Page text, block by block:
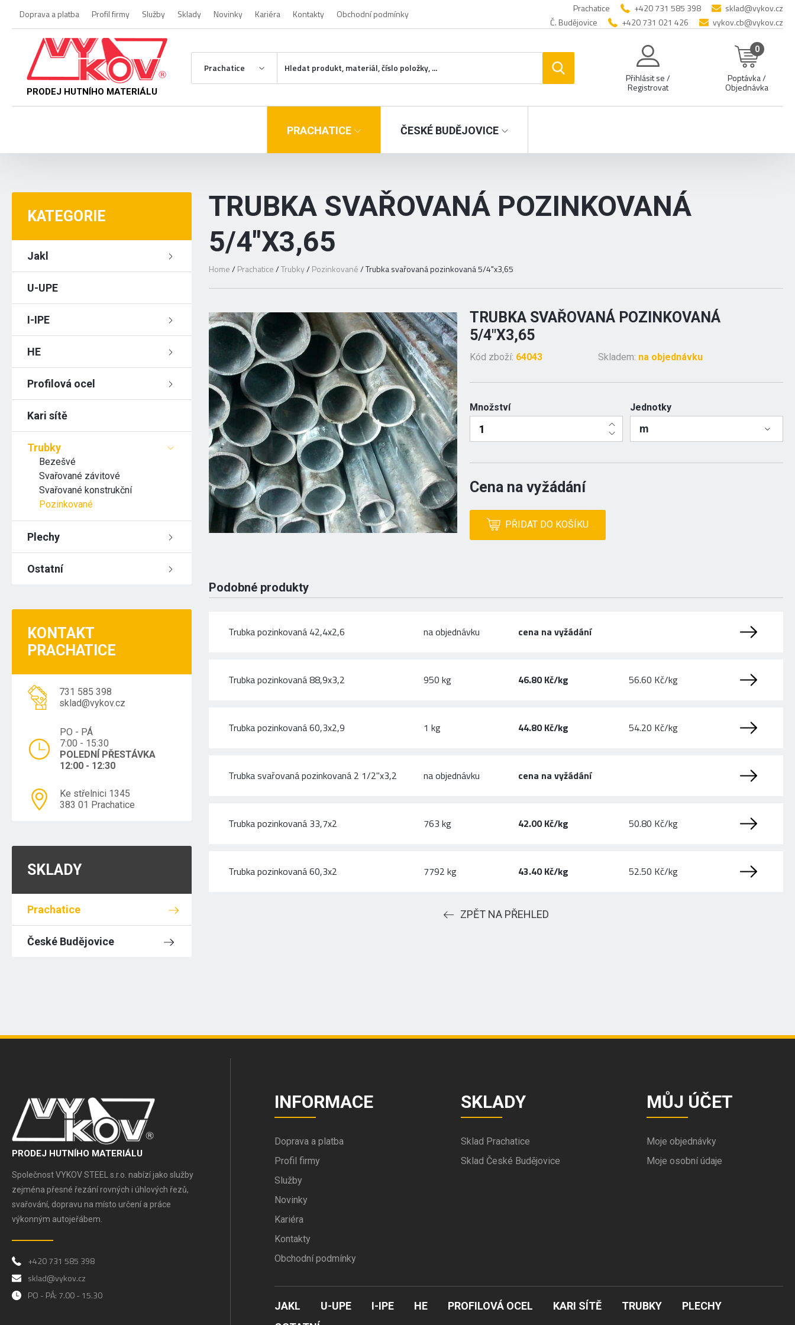
Doprava a platba Profil firmy Služby Sklady Novinky Kariéra Kontakty Obchodní podmínky Prachatice +420 731 585 398
sklad@vykov.cz
Č. Budějovice
+420 731 021 426 vykov.cb@vykov.cz
PRODEJ HUTNÍHO MATERIÁLU
Prachatice
Přihlásit se /
Registrovat
0
Poptávka /
Objednávka
PRACHATICE ČESKÉ BUDĚJOVICE
KATEGORIE
Jakl
U-UPE
I-IPE
HE
Profilová ocel
Kari sítě
Trubky
Bezešvé
Svařované závitové
Svařované konstrukční
Pozinkované
Plechy
Ostatní
KONTAKT
PRACHATICE
731 585 398
sklad@vykov.cz
PO - PÁ
7:00 - 15:30
POLEDNÍ PŘESTÁVKA
12:00 - 12:30
Ke střelnici 1345
383 01 Prachatice
SKLADY
Prachatice
České Budějovice
TRUBKA SVAŘOVANÁ POZINKOVANÁ
5/4"X3,65
Home/ Prachatice/Trubky/ Pozinkované/Trubka svařovaná pozinkovaná 5/4"x3,65
TRUBKA SVAŘOVANÁ POZINKOVANÁ
5/4"X3,65
Kód zboží: 64043 Skladem: na objednávku
Množství Jednotky
m
Cena na vyžádání
PŘIDAT DO KOŠÍKU
Podobné produkty
Trubka pozinkovaná 42,4x2,6 na objednávku cena na vyžádání
Trubka pozinkovaná 88,9x3,2 950 kg 46.80 Kč/kg 56.60 Kč/kg
Trubka pozinkovaná 60,3x2,9 1 kg 44.80 Kč/kg 54.20 Kč/kg
Trubka svařovaná pozinkovaná 2 1/2"x3,2 na objednávku cena na vyžádání
Trubka pozinkovaná 33,7x2 763 kg 42.00 Kč/kg 50.80 Kč/kg
Trubka pozinkovaná 60,3x2 7792 kg 43.40 Kč/kg 52.50 Kč/kg
ZPĚT NA PŘEHLED
PRODEJ HUTNÍHO MATERIÁLU
Společnost VYKOV STEEL s.r.o. nabízí jako služby
zejména přesné řezání rovných i úhlových řezů,
svařování, dopravu na místo určení a práce
výkonným autojeřábem.
+420 731 585 398
sklad@vykov.cz
PO - PÁ: 7.00 - 15.30
INFORMACE
Doprava a platba
Profil firmy
Služby
Novinky
Kariéra
Kontakty
Obchodní podmínky
SKLADY
Sklad Prachatice
Sklad České Budějovice
MŮJ ÚČET
Moje objednávky
Moje osobní údaje
JAKL U-UPE I-IPE HE PROFILOVÁ OCEL KARI SÍTĚ TRUBKY
PLECHY